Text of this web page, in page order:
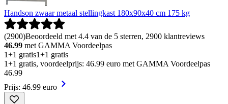
Handson zwaar metaal stellingkast 180x90x40 cm 175 kg
(2900)Beoordeeld met 4.4 van de 5 sterren, 2900 klantreviews
46.99 met GAMMA Voordeelpas
1+1 gratis1+1 gratis
1+1 gratis, voordeelprijs: 46.99 euro met GAMMA Voordeelpas
46.99
Prijs: 46.99 euro